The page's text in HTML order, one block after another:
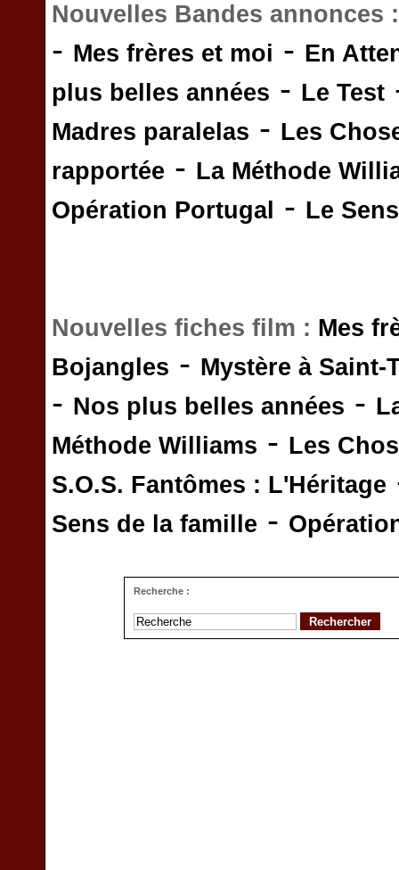
Nouvelles Bandes annonces
- Mes frères et moi - En
plus belles années - Le Test
Madres paralelas - Les
rapportée - La Méthode
Opération Portugal
- Le
Nouvelles fiches film : Mes
Bojangles - Mystère à Saint-
- Nos plus belles années -
Méthode Williams - Les
S.O.S. Fantômes : L'Héritage
Sens de la famille -
Recherche :